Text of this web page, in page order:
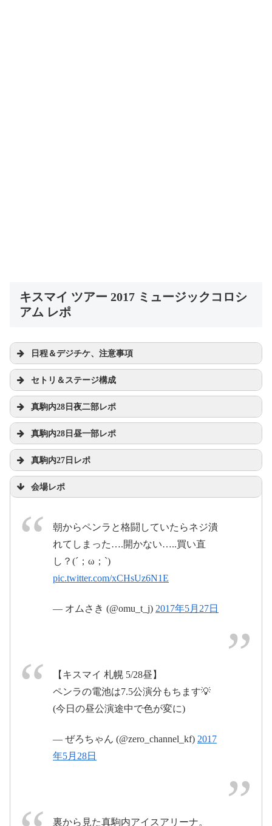
キスマイ ツアー 2017 ミュージックコロシ
アム レポ
日程＆デジチケ、注意事項
May 27, 2017
27日
2017年5月27日
セトリ＆ステージ構成
pic.twitter.com/GJj3fwir6x
真駒内28日夜二部レポ
真駒内28日昼一部レポ
2017年5月28日
真駒内27日レポ
#MUSICCOLOSSEUM #真駒内アイス
#キスマイ
#MUSICCOLOSSEUM
5月27日
会場レポ
朝からペンラと格闘していたらネジ潰
れてしまった….開かない…..買い直
し？(´；ω；`)
pic.twitter.com/xCHsUz6N1E
— オムさき (@omu_t_j) 2017年5月27日
【キスマイ 札幌 5/28昼】
ペンラの電池は7.5公演分もちます💡
(今日の昼公演途中で色が変に)
— ぜろちゃん (@zero_channel_kf) 2017
年5月28日
裏から見た真駒内アイスアリーナ。